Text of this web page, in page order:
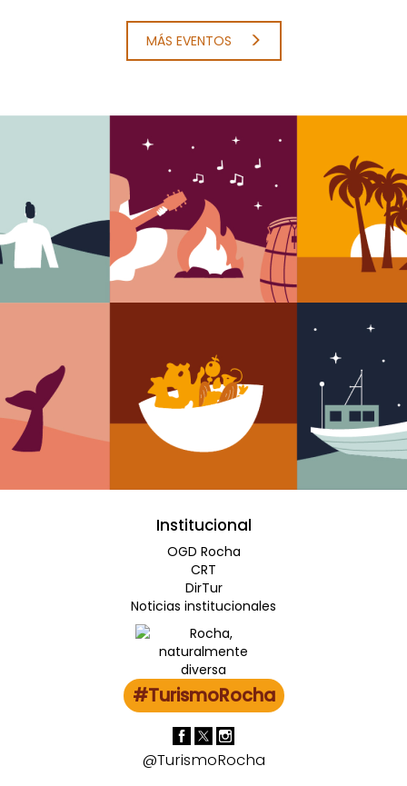
MÁS EVENTOS
Institucional
OGD Rocha
CRT
DirTur
Noticias institucionales
#TurismoRocha
@TurismoRocha